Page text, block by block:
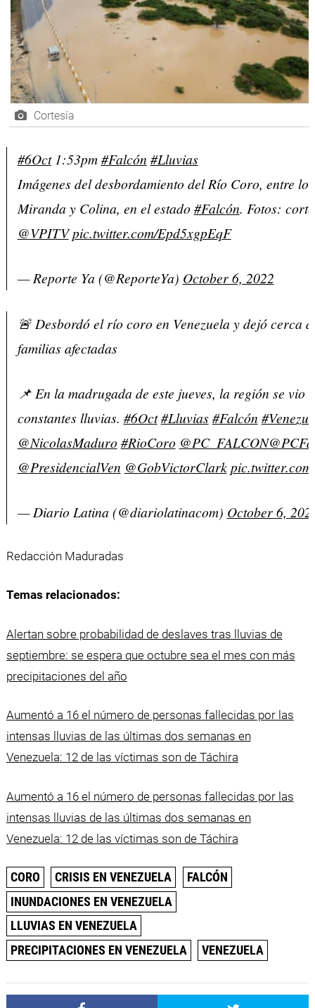
Cortesía
#6Oct1:53pm#Falcón #Lluvias
Imágenes del desbordamiento del Río Coro, entre
Miranda y Colina, en el estado #Falcón. Fotos:
@VPITV pic.twitter.com/Epd5xgpEqF
— Reporte Ya (@ReporteYa) October 6, 2022
🚨 Desbordó el río coro en Venezuela y dejó cerca
familias afectadas
📌 En la madrugada de este jueves, la región se vio
constantes lluvias. #6Oct #Lluvias #Falcón
@NicolasMaduro #RioCoro @PC_FALCON
@PresidencialVen @GobVictorClark
— Diario Latina (@diariolatinacom) October 6,
Redacción Maduradas
Temas relacionados:
Alertan sobre probabilidad de deslaves tras lluvias de
septiembre: se espera que octubre sea el mes con más
precipitaciones del año
Aumentó a 16 el número de personas fallecidas por las
intensas lluvias de las últimas dos semanas en
Venezuela: 12 de las víctimas son de Táchira
Aumentó a 16 el número de personas fallecidas por las
intensas lluvias de las últimas dos semanas en
Venezuela: 12 de las víctimas son de Táchira
CORO CRISIS EN VENEZUELA
FALCÓN
INUNDACIONES EN VENEZUELA
LLUVIAS EN VENEZUELA
PRECIPITACIONES EN VENEZUELA
VENEZUELA